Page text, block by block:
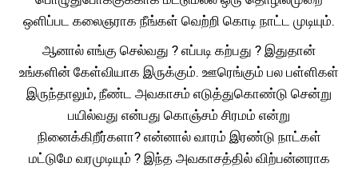
ஒளிப்பட கலைஞராக நீங்கள் வெற்றி கொடி நாட்ட முடியும்.
ஆனால் எங்கு செல்வது ? எப்படி கற்பது ? இதுதான்
உங்களின் கேள்வியாக இருக்கும். ஊரெங்கும் பல பள்ளிகள்
இருந்தாலும், நீண்ட அவகாசம் எடுத்துகொண்டு சென்று
பயில்வது என்பது கொஞ்சம் சிரமம் என்று
நினைக்கிறீர்களா? என்னால் வாரம் இரண்டு நாட்கள்
மட்டுமே வரமுடியும் ? இந்த அவகாசத்தில் விற்பன்னராக